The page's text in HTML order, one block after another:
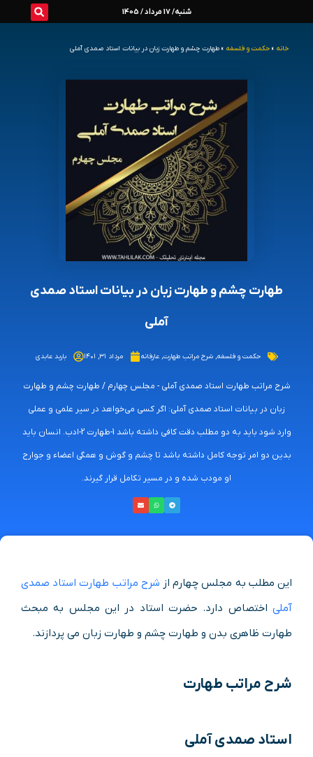
شنبه/ 17 مرداد / 1405
خانه » حکمت و فلسفه » طهارت چشم و طهارت زبان در بیانات استاد صمدی آملی
طهارت چشم و طهارت زبان در بیانات استاد صمدی
آملی
حکمت و فلسفه,شرح مراتب طهارت,عارفانه مرداد ۳۱, ۱۴۰۱ باربد عابدی
شرح مراتب طهارت استاد صمدی آملی - مجلس چهارم / طهارت چشم و طهارت
زبان در بیانات استاد صمدی آملی: اگر کسی می‌خواهد در سیر علمی و عملی
وارد شود باید به دو مطلب دقت کافی داشته باشد 1-طهارت 2-ادب. انسان باید
بدین دو امر توجه کامل داشته باشد تا چشم و گوش و همگی اعضاء و جوارح
او مودب شده و در مسیر تکامل قرار گیرند.
این مطلب به مجلس چهارم از شرح مراتب طهارت استاد صمدی
آملی اختصاص دارد. حضرت استاد در این مجلس به مبحث
طهارت ظاهری بدن و طهارت چشم و طهارت زبان می پردازند.
شرح مراتب طهارت
استاد صمدی آملی